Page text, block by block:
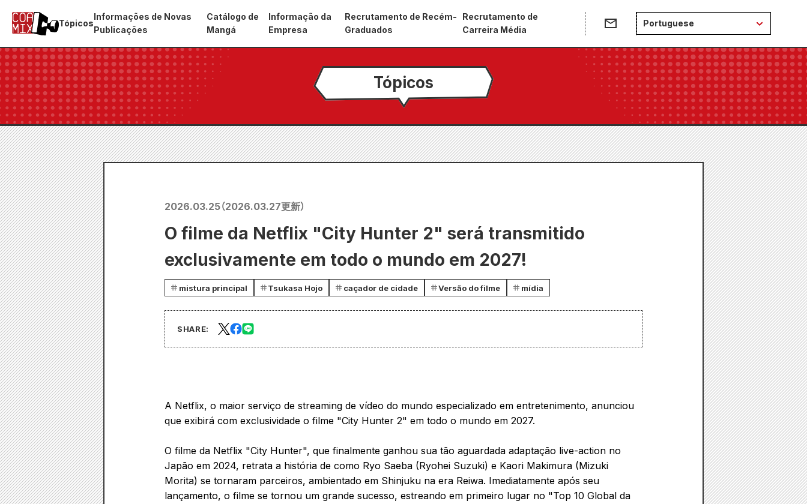
Tópicos
Informações de Novas
Publicações
Catálogo de
Mangá
Informação da
Empresa
Recrutamento de Recém-
Graduados
Recrutamento de
Carreira Média
Portuguese
Tópicos
2026.03.25（2026.03.27更新）
O filme da Netflix "City Hunter 2" será transmitido
exclusivamente em todo o mundo em 2027!
mistura principal Tsukasa Hojo caçador de cidade Versão do filme mídia
SHARE:
A Netflix, o maior serviço de streaming de vídeo do mundo especializado em entretenimento, anunciou
que exibirá com exclusividade o filme "City Hunter 2" em todo o mundo em 2027.
O filme da Netflix "City Hunter", que finalmente ganhou sua tão aguardada adaptação live-action no
Japão em 2024, retrata a história de como Ryo Saeba (Ryohei Suzuki) e Kaori Makimura (Mizuki
Morita) se tornaram parceiros, ambientado em Shinjuku na era Reiwa. Imediatamente após seu
lançamento, o filme se tornou um grande sucesso, estreando em primeiro lugar no "Top 10 Global da